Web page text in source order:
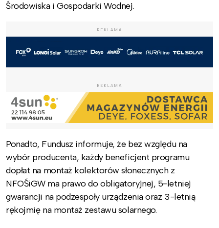
Środowiska i Gospodarki Wodnej.
REKLAMA
REKLAMA
Ponadto, Fundusz informuje, że bez względu na
wybór producenta, każdy beneficjent programu
dopłat na montaż kolektorów słonecznych z
NFOŚiGW ma prawo do obligatoryjnej, 5-letniej
gwarancji na podzespoły urządzenia oraz 3-letnią
rękojmię na montaż zestawu solarnego.